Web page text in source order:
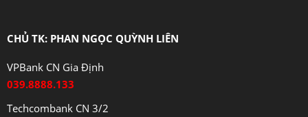
CHỦ TK: PHAN NGỌC QUỲNH LIÊN
VPBank CN Gia Định
039.8888.133
Techcombank CN 3/2